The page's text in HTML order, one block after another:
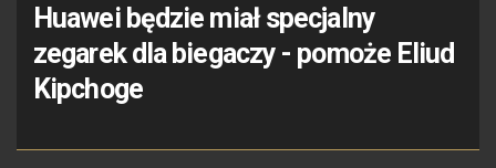
Huawei będzie miał specjalny
zegarek dla biegaczy - pomoże Eliud
Kipchoge